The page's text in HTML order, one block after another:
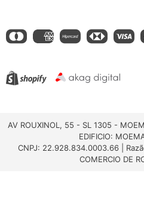
AV ROUXINOL, 55 - SL 1305 -
EDIFICIO:
CNPJ: 22.928.834.0003.66 |
COMERCIO DE